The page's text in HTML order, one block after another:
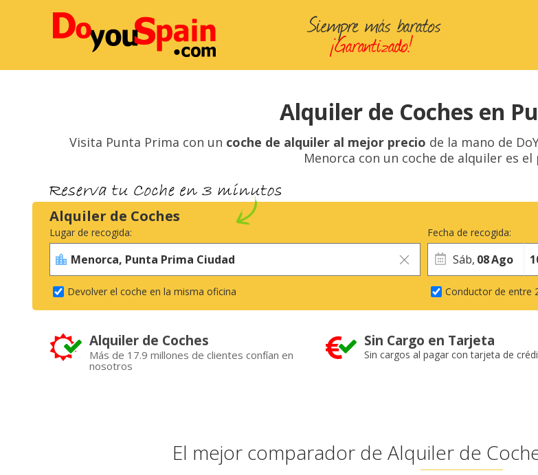
Alquiler de Coches en
Visita Punta Prima con un coche de alquiler al mejor precio de la mano de
Menorca con un coche de alquiler es
Alquiler de Coches
Lugar de recogida:
Devolver el coche en la misma oficina
Fecha de recogida:
Sáb, 08Ago
Conductor de entre
Alquiler de Coches
Más de 17.9 millones de clientes confían en
nosotros
Sin Cargo en Tarjeta
Sin cargos al pagar con tarjeta de
El mejor comparador de Alquiler de